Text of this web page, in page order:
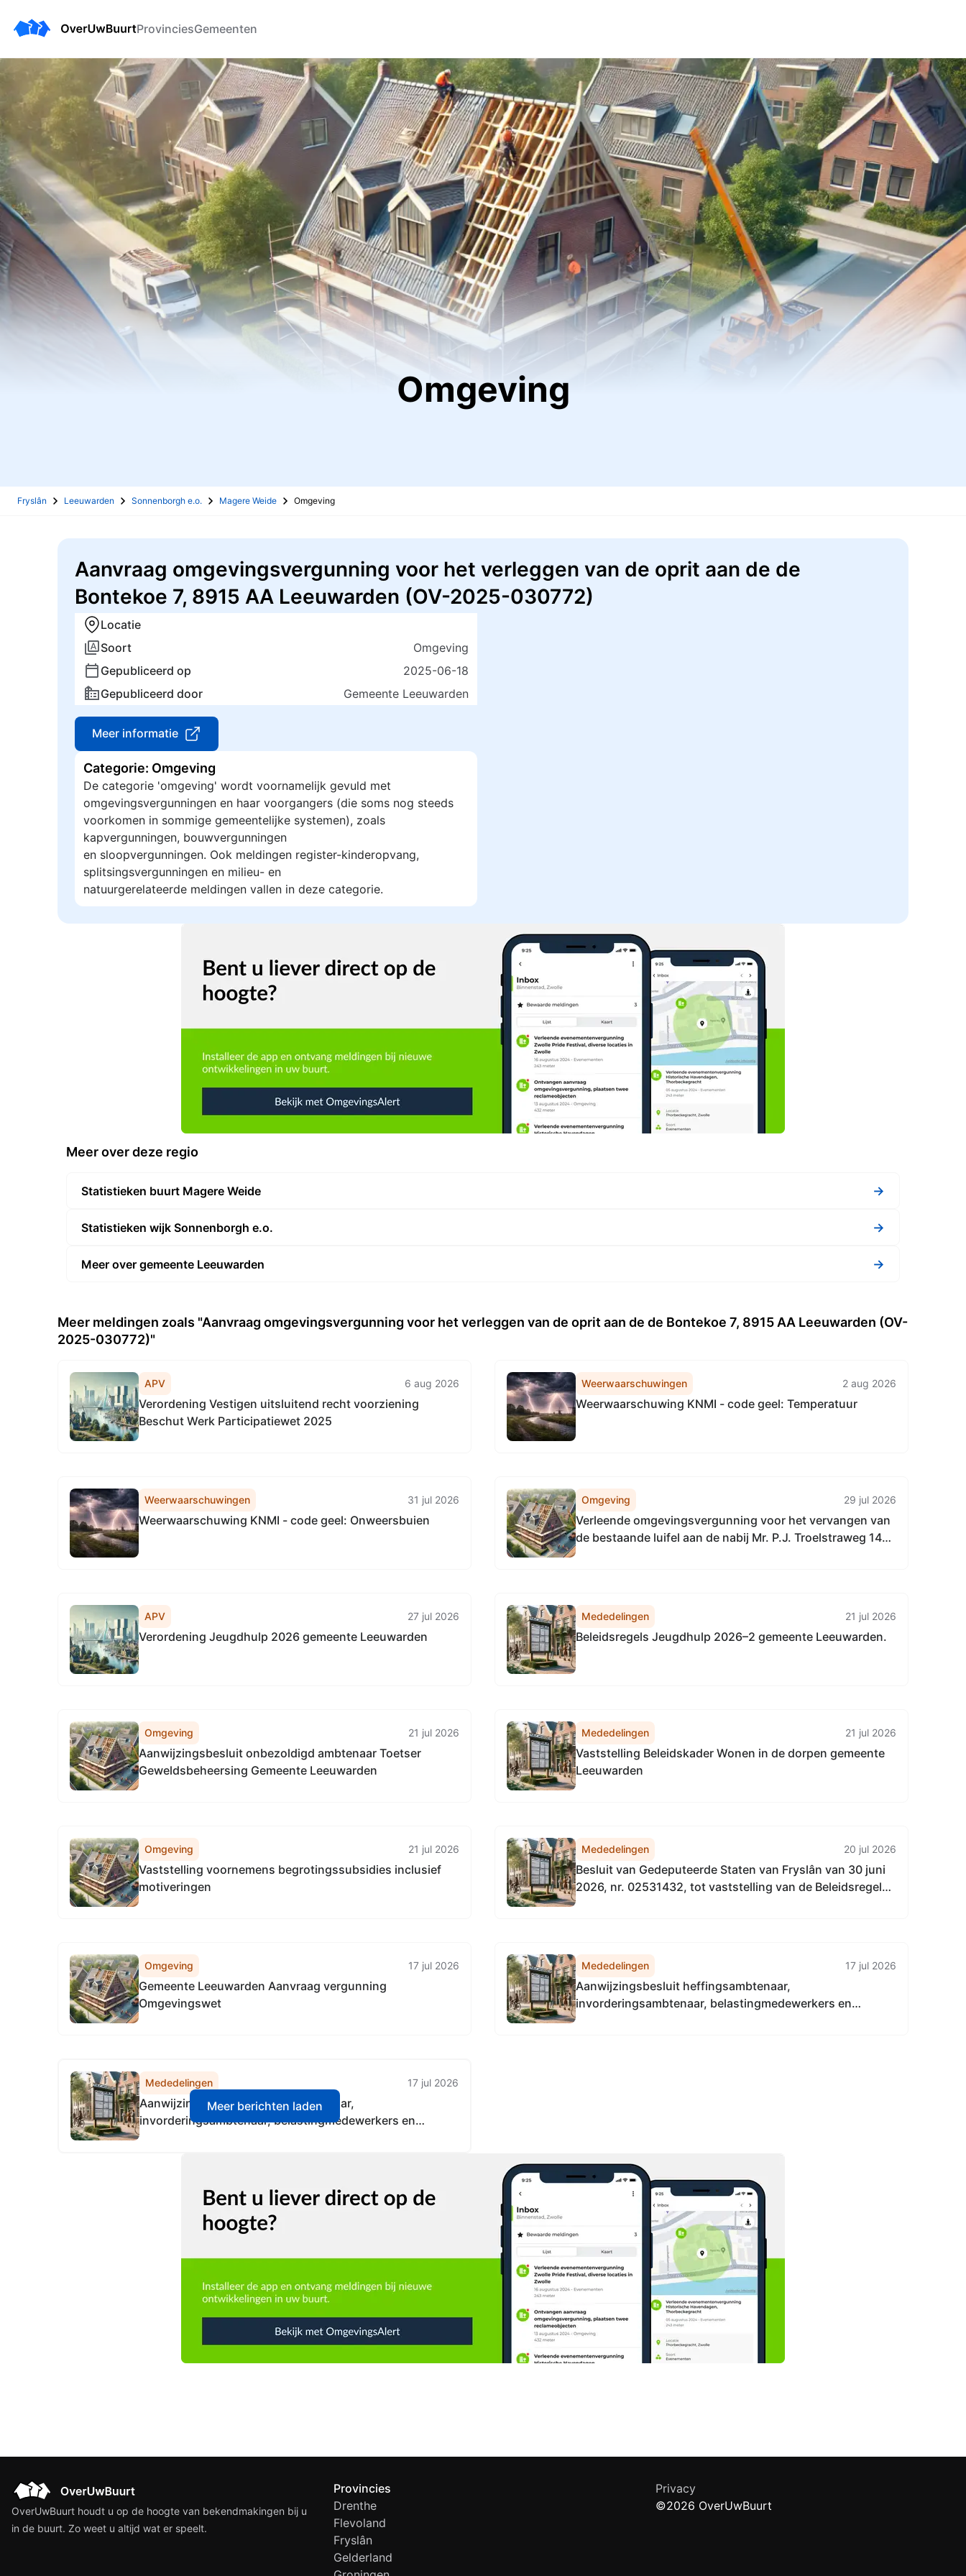
ProvinciesGemeenten
Omgeving
Fryslân Leeuwarden Sonnenborgh e.o. Magere Weide Omgeving
Aanvraag omgevingsvergunning voor het verleggen van de oprit aan de de
Bontekoe 7, 8915 AA Leeuwarden (OV-2025-030772)
Locatie
Soort
Omgeving
Gepubliceerd op
2025-06-18
Gepubliceerd door
Gemeente Leeuwarden
Meer informatie
Categorie: Omgeving
De categorie 'omgeving' wordt voornamelijk gevuld met
omgevingsvergunningen en haar voorgangers (die soms nog steeds
voorkomen in sommige gemeentelijke systemen), zoals
kapvergunningen, bouwvergunningen
en sloopvergunningen. Ook meldingen register-kinderopvang,
splitsingsvergunningen en milieu- en
natuurgerelateerde meldingen vallen in deze categorie.
Meer over deze regio
Statistieken buurt Magere Weide →
Statistieken wijk Sonnenborgh e.o. →
Meer over gemeente Leeuwarden →
Meer meldingen zoals "Aanvraag omgevingsvergunning voor het verleggen van de oprit aan de de Bontekoe 7, 8915 AA Leeuwarden (OV-
2025-030772)"
APV 6 aug 2026
Verordening Vestigen uitsluitend recht voorziening
Beschut Werk Participatiewet 2025
Weerwaarschuwingen 2 aug 2026
Weerwaarschuwing KNMI - code geel: Temperatuur
Weerwaarschuwingen 31 jul 2026
Weerwaarschuwing KNMI - code geel: Onweersbuien
Omgeving 29 jul 2026
Verleende omgevingsvergunning voor het vervangen van
de bestaande luifel aan de nabij Mr. P.J. Troelstraweg 149
APV 27 jul 2026
Verordening Jeugdhulp 2026 gemeente Leeuwarden
Mededelingen 21 jul 2026
Beleidsregels Jeugdhulp 2026–2 gemeente Leeuwarden.
Omgeving 21 jul 2026
Aanwijzingsbesluit onbezoldigd ambtenaar Toetser
Geweldsbeheersing Gemeente Leeuwarden
Mededelingen 21 jul 2026
Vaststelling Beleidskader Wonen in de dorpen gemeente
Leeuwarden
Omgeving 21 jul 2026
Vaststelling voornemens begrotingssubsidies inclusief
motiveringen
Mededelingen 20 jul 2026
Besluit van Gedeputeerde Staten van Fryslân van 30 juni
2026, nr. 02531432, tot vaststelling van de Beleidsregel
Omgeving 17 jul 2026
Gemeente Leeuwarden Aanvraag vergunning
Omgevingswet
Mededelingen 17 jul 2026
Aanwijzingsbesluit heffingsambtenaar,
invorderingsambtenaar, belastingmedewerkers en
Mededelingen 17 jul 2026
Aanwijzingsbesluit heffingsambtenaar,
invorderingsambtenaar, belastingmedewerkers en
Meer berichten laden
OverUwBuurt houdt u op de hoogte van bekendmakingen bij u
in de buurt. Zo weet u altijd wat er speelt.
Provincies
Drenthe
Flevoland
Fryslân
Gelderland
Privacy
©2026 OverUwBuurt